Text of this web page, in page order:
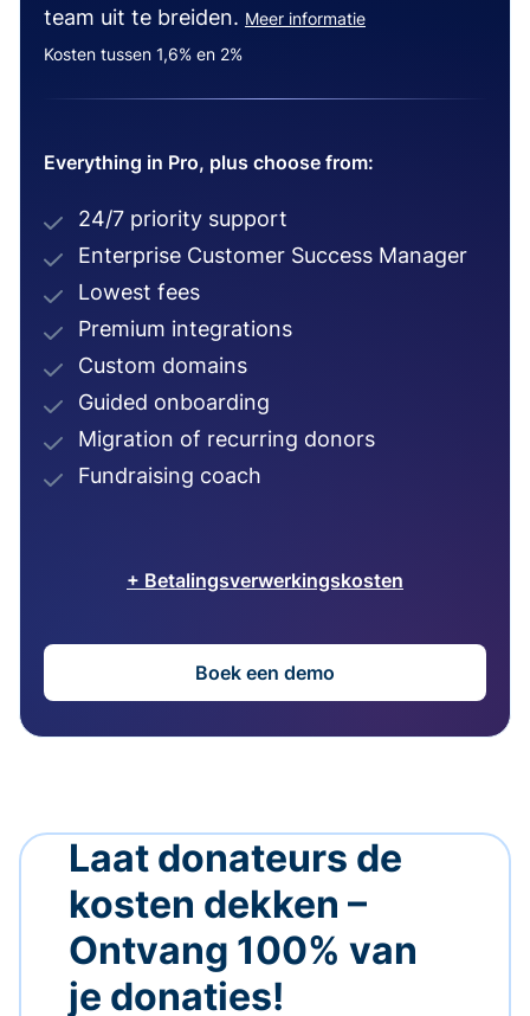
team uit te breiden. Meer informatie
Kosten tussen 1,6% en 2%
Everything in Pro, plus choose from:
24/7 priority support
Enterprise Customer Success Manager
Lowest fees
Premium integrations
Custom domains
Guided onboarding
Migration of recurring donors
Fundraising coach
+ Betalingsverwerkingskosten
Boek een demo
Laat donateurs de
kosten dekken –
Ontvang 100% van
je donaties!